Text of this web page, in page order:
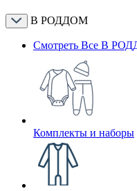
В РОДДОМ
Смотреть Все В
Комплекты и наборы